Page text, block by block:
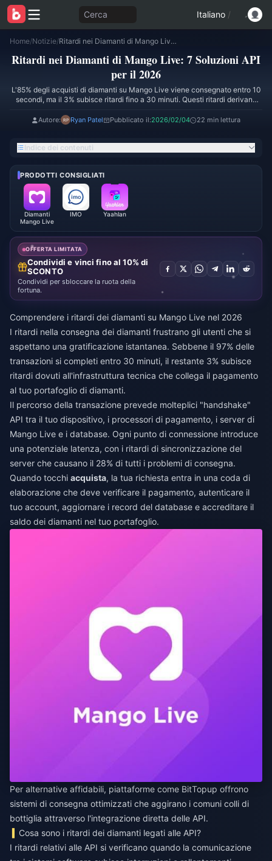
Cerca Italiano /
Home/Notizie/ Ritardi nei Diamanti di Mango Live: 7 Soluzioni API per il 2026
Ritardi nei Diamanti di Mango Live: 7 Soluzioni API
per il 2026
L'85% degli acquisti di diamanti su Mango Live viene consegnato entro 10
secondi, ma il 3% subisce ritardi fino a 30 minuti. Questi ritardi derivano
punta (20:00-23:00), dalla latenza di rete e dai colli di bottiglia dei
Autore: Ryan Patel Pubblicato il:2026/02/04 22 min lettura
Indice dei contenuti
PRODOTTI CONSIGLIATI
Diamanti
Mango Live
IMO Yaahlan
OFFERTA LIMITATA
Condividi e vinci fino al 10% di
SCONTO
Condividi per sbloccare la ruota della
fortuna.
Comprendere i ritardi dei diamanti su Mango Live nel 2026
I ritardi nella consegna dei diamanti frustrano gli utenti che si
aspettano una gratificazione istantanea. Sebbene il 97% delle
transazioni si completi entro 30 minuti, il restante 3% subisce
ritardi dovuti all'infrastruttura tecnica che collega il pagamento
al tuo portafoglio di diamanti.
Il percorso della transazione prevede molteplici "handshake"
API tra il tuo dispositivo, i processori di pagamento, i server di
Mango Live e i database. Ogni punto di connessione introduce
una potenziale latenza, con i ritardi di sincronizzazione del
server che causano il 28% di tutti i problemi di consegna.
Quando tocchi acquista, la tua richiesta entra in una coda di
elaborazione che deve verificare il pagamento, autenticare il
tuo account, aggiornare i record del database e accreditare il
saldo dei diamanti nel tuo portafoglio.
Per alternative affidabili, piattaforme come BitTopup offrono
sistemi di consegna ottimizzati che aggirano i comuni colli di
bottiglia attraverso l'integrazione diretta delle API.
Cosa sono i ritardi dei diamanti legati alle API?
I ritardi relativi alle API si verificano quando la comunicazione